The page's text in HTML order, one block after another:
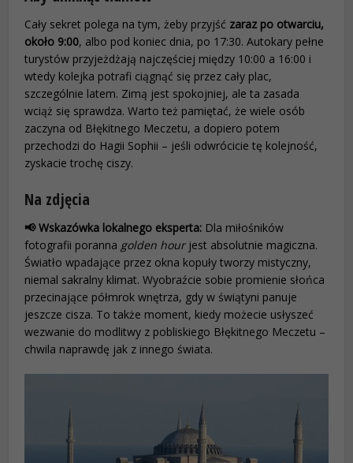
Cały sekret polega na tym, żeby przyjść zaraz po otwarciu,
około 9:00, albo pod koniec dnia, po 17:30. Autokary pełne
turystów przyjeżdżają najczęściej między 10:00 a 16:00 i
wtedy kolejka potrafi ciągnąć się przez cały plac,
szczególnie latem. Zimą jest spokojniej, ale ta zasada
wciąż się sprawdza. Warto też pamiętać, że wiele osób
zaczyna od Błękitnego Meczetu, a dopiero potem
przechodzi do Hagii Sophii – jeśli odwrócicie tę kolejność,
zyskacie trochę ciszy.
Na zdjęcia
📢 Wskazówka lokalnego eksperta: Dla miłośników
fotografii poranna golden hourjest absolutnie magiczna.
Światło wpadające przez okna kopuły tworzy mistyczny,
niemal sakralny klimat. Wyobraźcie sobie promienie słońca
przecinające półmrok wnętrza, gdy w świątyni panuje
jeszcze cisza. To także moment, kiedy możecie usłyszeć
wezwanie do modlitwy z pobliskiego Błękitnego Meczetu –
chwila naprawdę jak z innego świata.